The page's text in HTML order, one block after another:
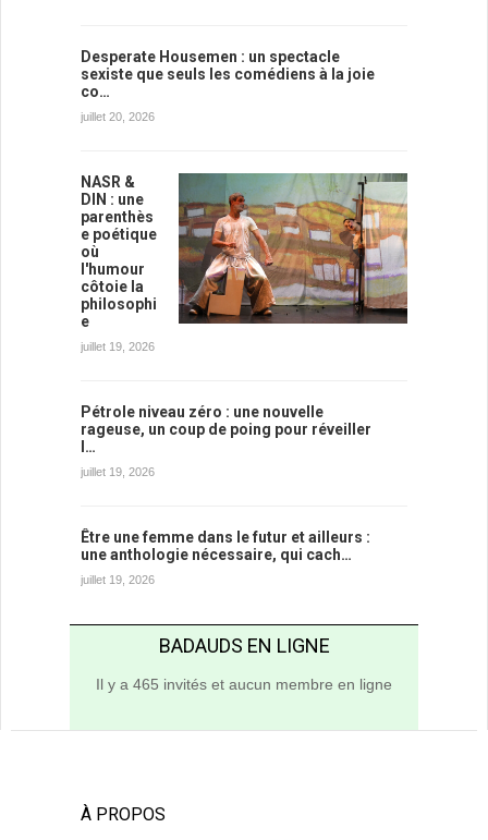
Desperate Housemen : un spectacle
sexiste que seuls les comédiens à la joie
co…
juillet 20, 2026
NASR &
DIN : une
parenthès
e poétique
où
l'humour
côtoie la
philosophi
e
juillet 19, 2026
Pétrole niveau zéro : une nouvelle
rageuse, un coup de poing pour réveiller
l…
juillet 19, 2026
Être une femme dans le futur et ailleurs :
une anthologie nécessaire, qui cach…
juillet 19, 2026
BADAUDS EN LIGNE
Il y a 465 invités et aucun membre en ligne
À PROPOS